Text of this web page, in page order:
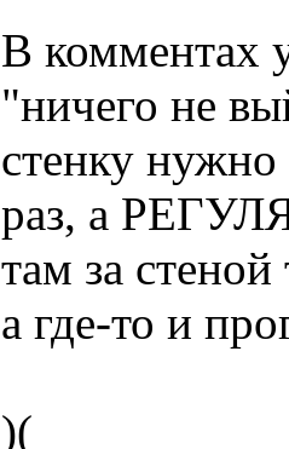
В комментах
"ничего не
стенку
раз, а
там за стеной
а где-то и
)(